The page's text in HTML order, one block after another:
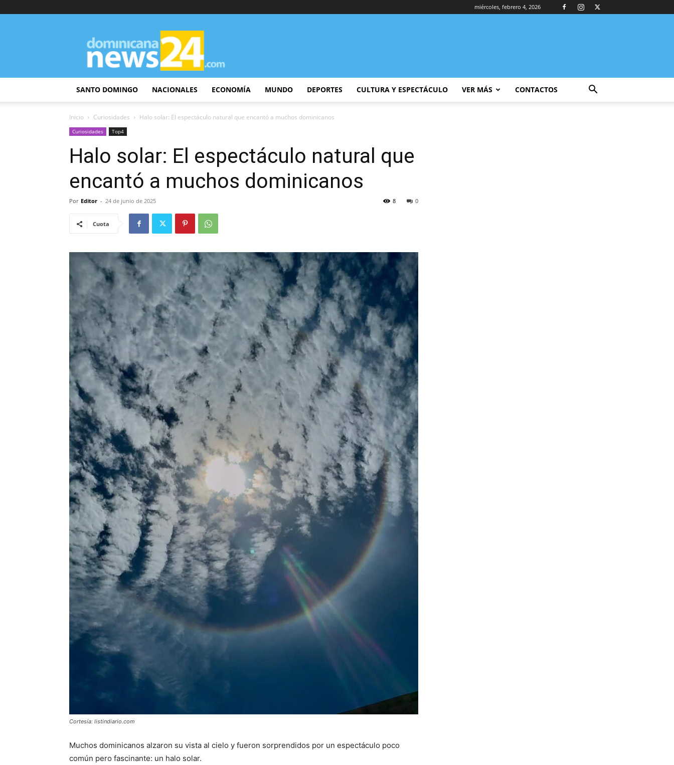
miércoles, febrero 4, 2026
DominicanaNews24
SANTO DOMINGO NACIONALES ECONOMÍA MUNDO DEPORTES CULTURA Y ESPECTÁCULO VER MÁS CONTACTOS
Inicio Curiosidades Halo solar: El espectáculo natural que encantó a muchos dominicanos
Curiosidades Top4
Halo solar: El espectáculo natural que
encantó a muchos dominicanos
Por Editor - 24 de junio de 2025 0
8
Cuota
Cortesía: listindiario.com
Muchos dominicanos alzaron su vista al cielo y fueron sorprendidos por un espectáculo poco
común pero fascinante: un halo solar.